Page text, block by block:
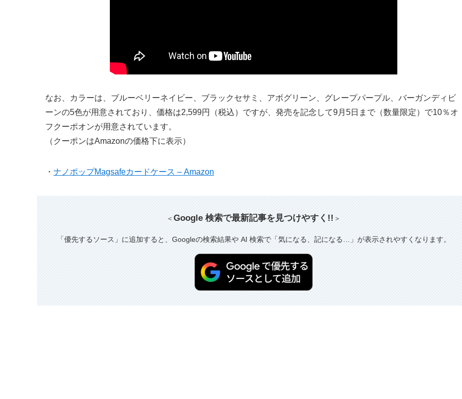
なお、カラーは、ブルーベリーネイビー、ブラックセサミ、アボグリーン、グレープパープル、バーガンディビ
ーンの5色が用意されており、価格は2,599円（税込）ですが、発売を記念して9月5日まで（数量限定）で10％オ
フクーポオンが用意されています。
（クーポンはAmazonの価格下に表示）
・ ナノポップMagsafeカードケース – Amazon
＜Google 検索で最新記事を見つけやすく!! ＞
「優先するソース」に追加すると、Googleの検索結果や AI 検索で「気になる、記になる…」が表示されやすくなります。